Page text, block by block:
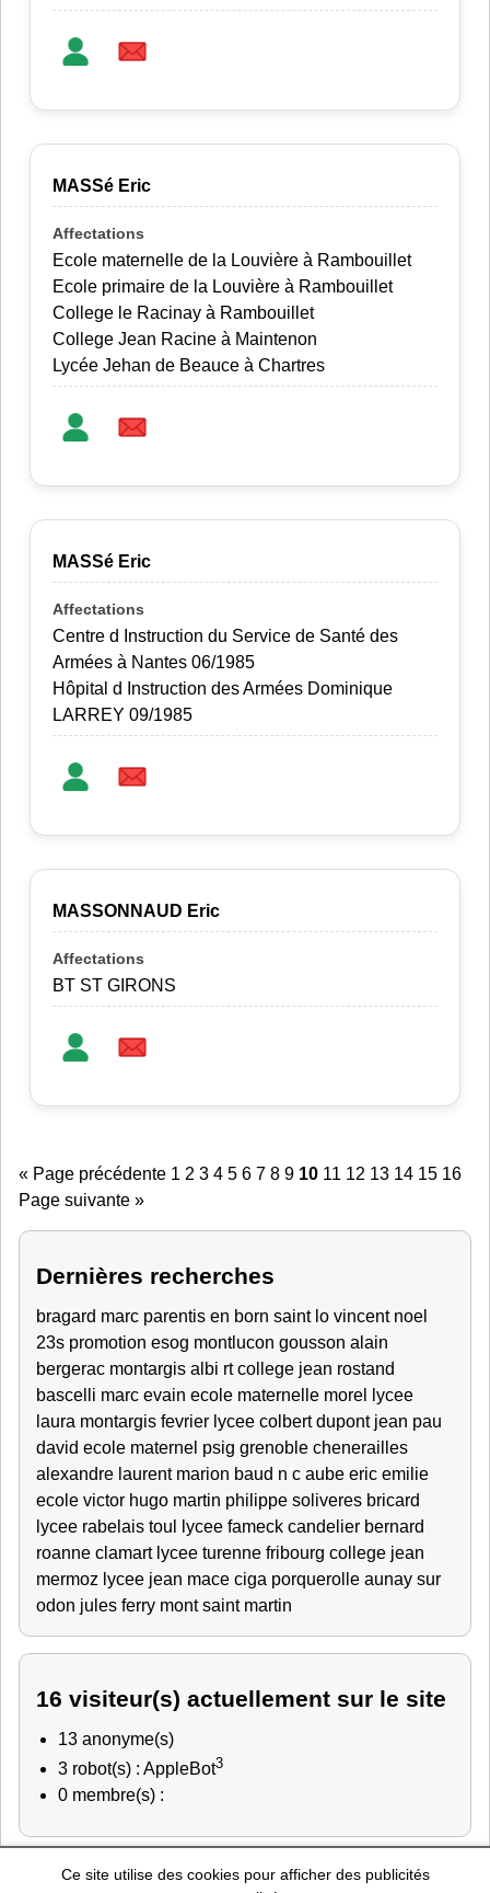
Ce site utilise des cookies pour afficher des publicités
MASSé Eric
Ecole maternelle de la Louvière à Rambouillet
Ecole primaire de la Louvière à Rambouillet
College le Racinay à Rambouillet
College Jean Racine à Maintenon
Lycée Jehan de Beauce à Chartres
MASSé Eric
Centre d Instruction du Service de Santé des
Armées à Nantes 06/1985
Hôpital d Instruction des Armées Dominique
LARREY 09/1985
MASSONNAUD Eric
BT ST GIRONS
« Page précédente 1 2 3 4 5 6 7 8 9 10 11 12 13 14 15 16
Page suivante »
Dernières recherches
bragard marc parentis en born saint lo vincent noel
23s promotion esog montlucon gousson alain
bergerac montargis albi rt college jean rostand
bascelli marc evain ecole maternelle morel lycee
laura montargis fevrier lycee colbert dupont jean pau
david ecole maternel psig grenoble chenerailles
alexandre laurent marion baud n c aube eric emilie
ecole victor hugo martin philippe soliveres bricard
lycee rabelais toul lycee fameck candelier bernard
roanne clamart lycee turenne fribourg college jean
mermoz lycee jean mace ciga porquerolle aunay sur
odon jules ferry mont saint martin
16 visiteur(s) actuellement sur le site
13 anonyme(s)
3 robot(s) : AppleBot3
0 membre(s) :
Police Nationale-Education Nationale-Marine Nationale-